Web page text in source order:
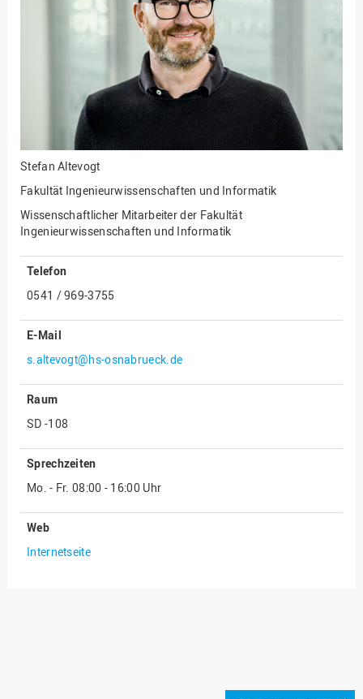
Fakultät Management,
Fakultät Wirtschafts- und
Sozialwissenschaften
Finanzen
Forschung, Kooperation,
Drittmittel
Gebäude und Technik
Gesellschaftliches
Engagement
Gleichstellungsbüro
strategie
Innenrevision
IT Service Center
Kommunikation und
Marketing
LearningCenter
Personal
Personalentwicklung
Stefan Altevogt
Fakultät Ingenieurwissenschaften und Informatik
Wissenschaftlicher Mitarbeiter der Fakultät
Ingenieurwissenschaften und Informatik
Telefon
0541 / 969-3755
E-Mail
s.altevogt@hs-osnabrueck.de
Raum
SD -108
Sprechzeiten
Mo. - Fr. 08:00 - 16:00 Uhr
Web
Internetseite